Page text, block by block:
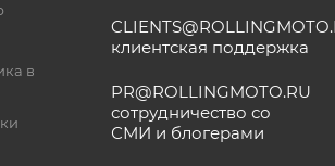
в
клиентская поддержка
PR@ROLLINGMOTO.RU
сотрудничество со
СМИ и блогерами